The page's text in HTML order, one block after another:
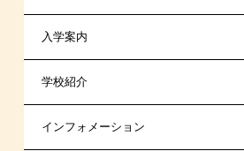
税理士系
ビジネス系
スポーツ・トレーナー系
高等教育の修学支援新制度
日本学生支援機構の奨学金
国の教育ローン
入学案内
一般入学
AO入学
学校紹介
在校生からあなたへ
インフォメーション